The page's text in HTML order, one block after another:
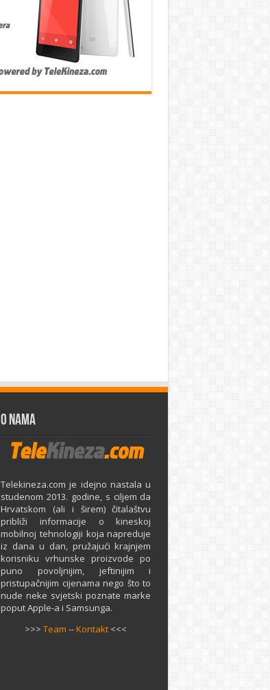
O Nama
Telekineza.com je idejno nastala u
studenom 2013. godine, s ciljem da
Hrvatskom (ali i širem) čitalaštvu
približi informacije o kineskoj
mobilnoj tehnologiji koja napreduje
iz dana u dan, pružajući krajnjem
korisniku vrhunske proizvode po
puno povoljnijim, jeftinijim i
pristupačnijim cijenama nego što to
nude neke svjetski poznate marke
poput Apple-a i Samsunga.
>>>Team --Kontakt <<<